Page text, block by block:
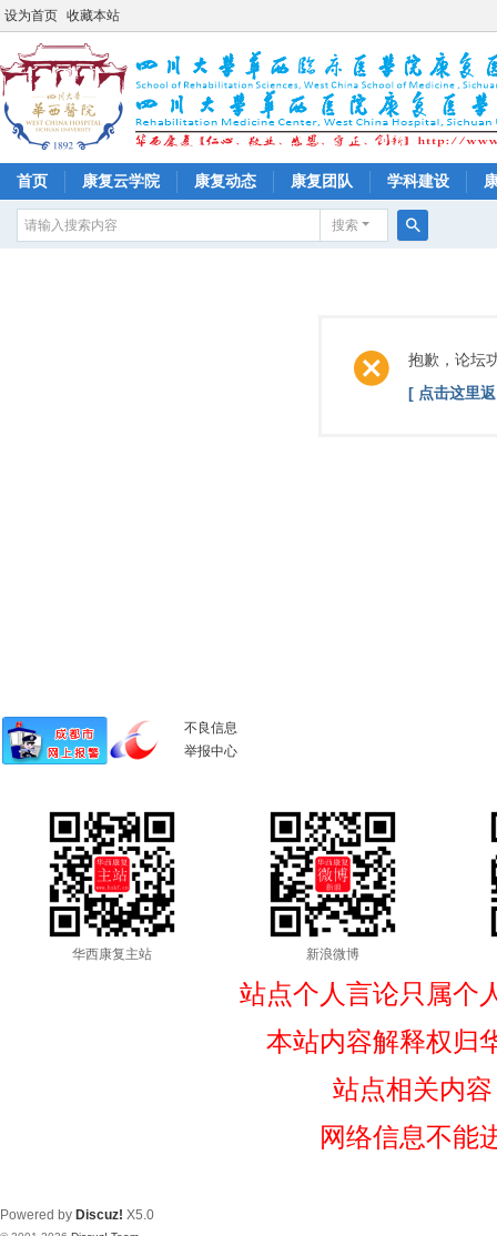
设为首页 收藏本站
首页 康复云学院 康复动态 康复团队 学科建设
搜索
抱歉，论坛
[ 点击这里
不良信息
举报中心
华西康复主站 新浪微博
站点个人言论只属个
本站内容解释权归
站点相关内
网络信息不能
Powered by Discuz! X5.0